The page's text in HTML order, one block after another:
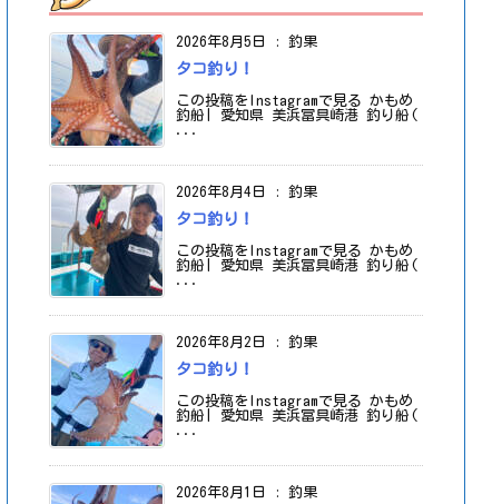
2026年8月5日 : 釣果
タコ釣り！
この投稿をInstagramで見る かもめ
釣船| 愛知県 美浜冨具崎港 釣り船(
...
2026年8月4日 : 釣果
タコ釣り！
この投稿をInstagramで見る かもめ
釣船| 愛知県 美浜冨具崎港 釣り船(
...
2026年8月2日 : 釣果
タコ釣り！
この投稿をInstagramで見る かもめ
釣船| 愛知県 美浜冨具崎港 釣り船(
...
2026年8月1日 : 釣果